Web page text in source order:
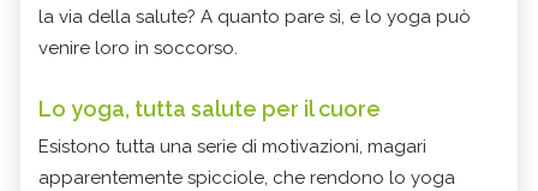
la via della salute? A quanto pare sì, e lo yoga può
venire loro in soccorso.
Lo yoga, tutta salute per il cuore
Esistono tutta una serie di motivazioni, magari
apparentemente spicciole, che rendono lo yoga